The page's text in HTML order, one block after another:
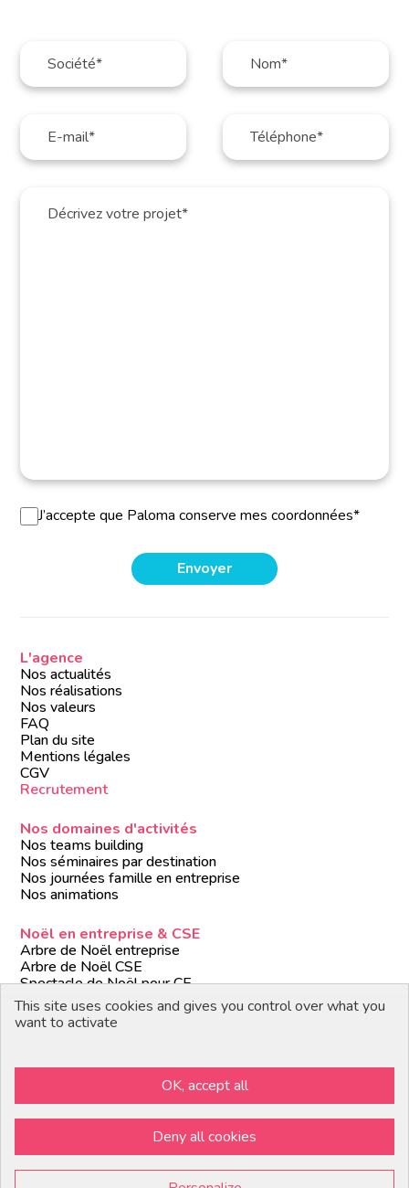
J’accepte que Paloma conserve mes coordonnées*
L'agence
Nos actualités
Nos réalisations
Nos valeurs
FAQ
Plan du site
Mentions légales
CGV
Recrutement
Nos domaines d'activités
Nos teams building
Nos séminaires par destination
Nos journées famille en entreprise
Nos animations
Noël en entreprise & CSE
Arbre de Noël entreprise
Arbre de Noël CSE
Spectacle de Noël pour CE
Animations de Noël entreprise
Formules de Noël clé en main
Copyright © 2026 Paloma
This site uses cookies and gives you control over what you
want to activate
OK, accept all
Deny all cookies